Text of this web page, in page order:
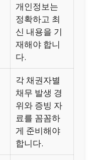
개인정보는
정확하고 최
신 내용을 기
재해야 합니
다.
각 채권자별
채무 발생 경
위와 증빙 자
료를 꼼꼼하
게 준비해야
합니다.